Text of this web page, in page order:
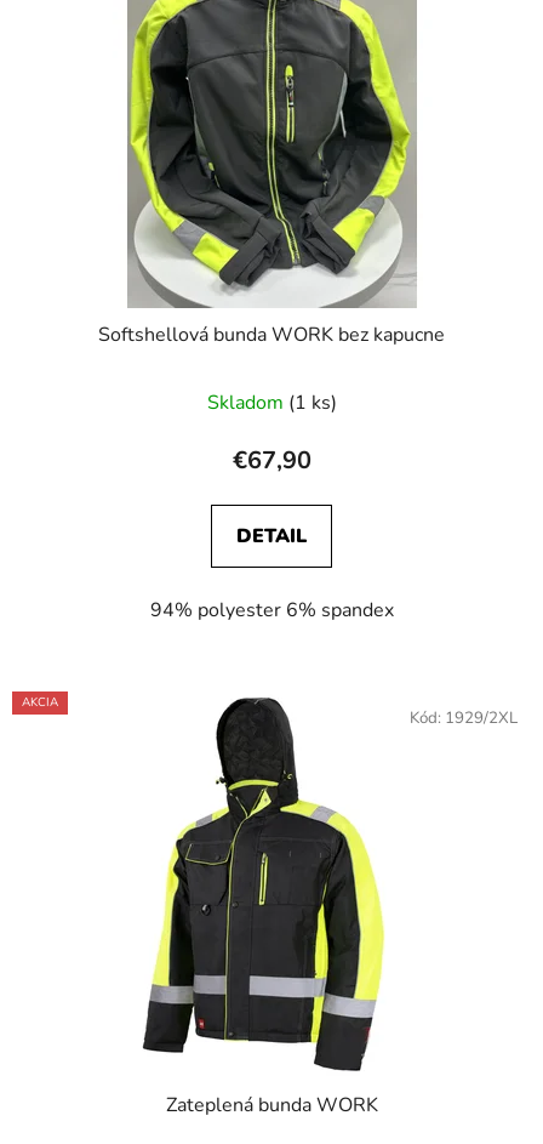
Softshellová bunda WORK bez kapucne
Skladom (1 ks)
€67,90
DETAIL
94% polyester 6% spandex
AKCIA
Zateplená bunda WORK
Kód: 1929/2XL